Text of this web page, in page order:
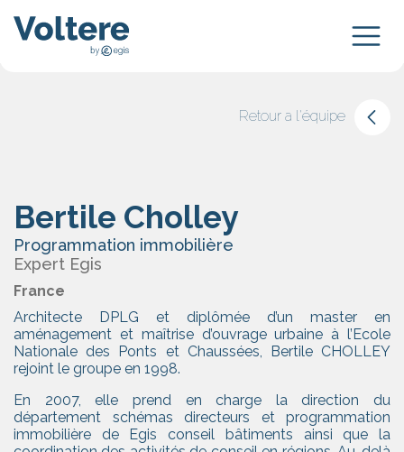
Retour a l'équipe
Bertile Cholley
Programmation immobilière
Expert Egis
France
Architecte DPLG et diplômée d’un master en
aménagement et maîtrise d’ouvrage urbaine à l’Ecole
Nationale des Ponts et Chaussées, Bertile CHOLLEY
rejoint le groupe en 1998.
En 2007, elle prend en charge la direction du
département schémas directeurs et programmation
immobilière de Egis conseil bâtiments ainsi que la